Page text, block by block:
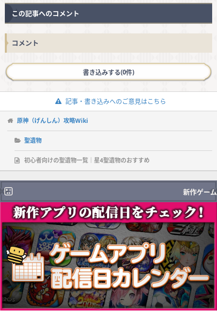
この記事へのコメント
コメント
書き込みする(0件)
記事・書き込みへのご意見はこちら
原神（げんしん）攻略Wiki
聖遺物
初心者向けの聖遺物一覧｜星4聖遺物のおすすめ
新作ゲーム